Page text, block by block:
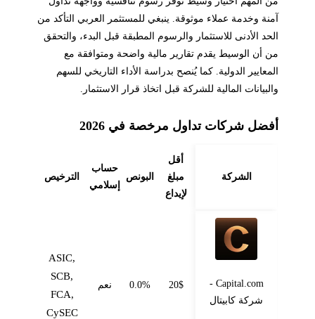
آمنة وخدمة عملاء موثوقة. ينبغي للمستثمر العربي التأكد من
الحد الأدنى للاستثمار والرسوم المطبقة قبل البدء، والتحقق
من أن الوسيط يقدم تقارير مالية واضحة ومتوافقة مع
المعايير الدولية. كما يُنصح بدراسة الأداء التاريخي للسهم
والبيانات المالية للشركة قبل اتخاذ قرار الاستثمار.
أفضل شركات تداول مرخصة في 2026
الشركة
أقل
مبلغ
لإيداع
البونص
حساب
إسلامي
الترخيص
Capital.com -
شركة كابيتال
20$
0.0% نعم
ASIC,
SCB,
FCA,
CySEC